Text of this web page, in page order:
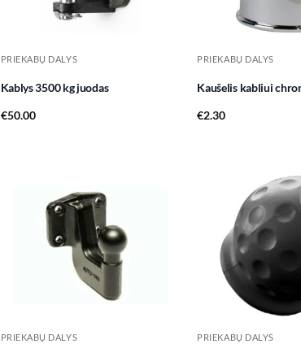
PRIEKABŲ DALYS
Kablys 3500 kg juodas
€50.00
PRIEKABŲ DALYS
Kaušelis kabliui
€2.30
PRIEKABŲ DALYS PRIEKABŲ DALYS